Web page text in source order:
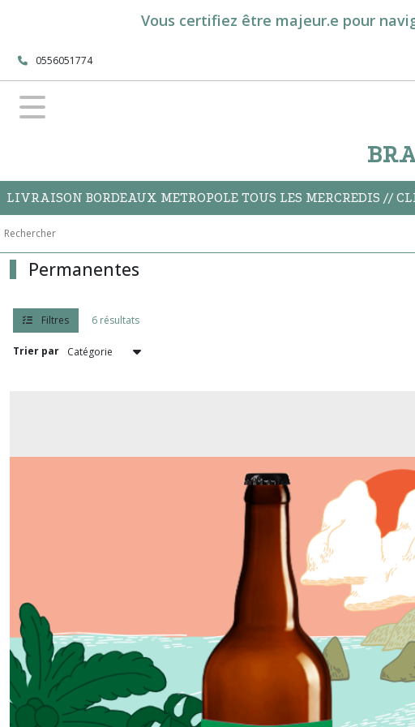
Vous certifiez être majeur.e pour
0556051774
LIVRAISON BORDEAUX METROPOLE TOUS LES MERCREDIS //
Permanentes
Filtres 6 résultats
Trier par
FILTRES
Tous
Permanentes
(6)
les
résultats